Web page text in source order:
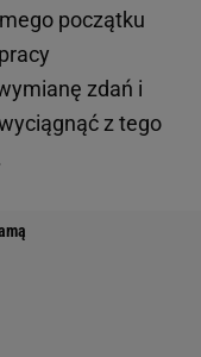
początku
zdań i
z tego